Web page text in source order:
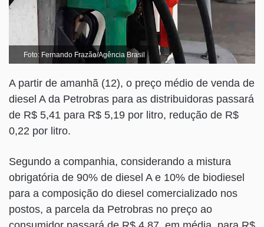
Foto: Fernando Frazão/Agência Brasil
A partir de amanhã (12), o preço médio de venda de
diesel A da Petrobras para as distribuidoras passará
de R$ 5,41 para R$ 5,19 por litro, redução de R$
0,22 por litro.
Segundo a companhia, considerando a mistura
obrigatória de 90% de diesel A e 10% de biodiesel
para a composição do diesel comercializado nos
postos, a parcela da Petrobras no preço ao